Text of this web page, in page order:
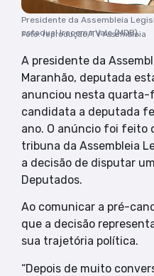
Presidente da Assembleia
estadual Iracema Vale (MDB),
Foto: reprodução/TV Assembleia
A presidente da
Maranhão, deputada
anunciou nesta quarta-
candidata a deputada
ano. O anúncio foi feito
tribuna da Assembleia
a decisão de disputar
Deputados.
Ao comunicar a pré-
que a decisão
sua trajetória política.
“Depois de muito